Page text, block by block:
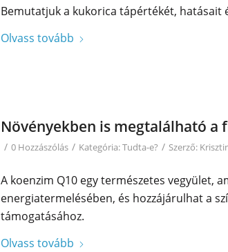
Bemutatjuk a kukorica tápértékét, hatásait
Olvass tovább
Növényekben is megtalálható a
/ 0 Hozzászólás / Kategória:Tudta-e? / Szerző:
A koenzim Q10 egy természetes vegyület,
energiatermelésében, és hozzájárulhat a
támogatásához.
Olvass tovább